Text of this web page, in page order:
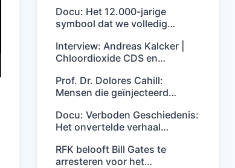
Docu: Het 12.000-jarige
symbool dat we volledig…
Interview: Andreas Kalcker |
Chloordioxide CDS en…
Prof. Dr. Dolores Cahill:
Mensen die geïnjecteerd…
Docu: Verboden Geschiedenis:
Het onvertelde verhaal…
RFK belooft Bill Gates te
arresteren voor het…